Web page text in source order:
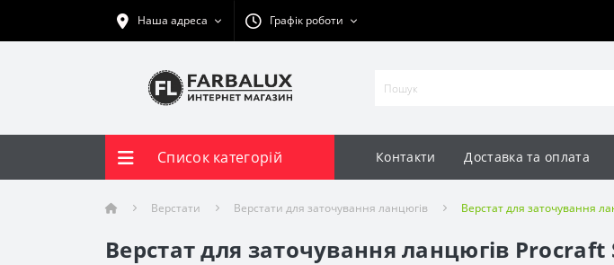
Наша адреса Графік роботи
Список категорій Контакти Доставка та оплата
Верстати Верстати для заточування ланцюгів Верстат для заточування
Верстат для заточування ланцюгів Procraft